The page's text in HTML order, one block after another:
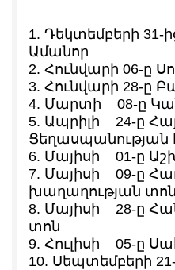
1. Դեկտեմբերի 31-
Ամանոր
2. Հունվարի 06-ը
3. Հունվարի 28-ը
4. Մարտի 08-ը
5. Ապրիլի 24-ը
Ցեղասպանության
6. Մայիսի 01-ը
7. Մայիսի 09-ը
խաղաղության տոն
8. Մայիսի 28-ը
տոն
9. Հուլիսի 05-ը
10. Սեպտեմբերի